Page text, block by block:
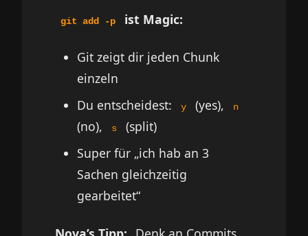
git add -p ist Magic:
Git zeigt dir jeden Chunk
einzeln
Du entscheidest:
y (yes), n
(no), s
(split)
Super für „ich hab an 3
Sachen gleichzeitig
gearbeitet“